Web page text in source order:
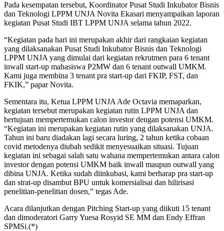
Pada kesempatan tersebut, Koordinator Pusat Studi Inkubator Bisnis
dan Teknologi LPPM UNJA Novita Ekasari menyampaikan laporan
kegiatan Pusat Studi IBT LPPM UNJA selama tahun 2022.
“Kegiatan pada hari ini merupakan akhir dari rangkaian kegiatan
yang dilaksanakan Pusat Studi Inkubator Bisnis dan Teknologi
LPPM UNJA yang dimulai dari kegiatan rekrutmen para 6 tenant
inwall start-up mahasiswa P2MW dan 6 tenant outwall UMKM.
Kami juga membina 3 tenant pra start-up dari FKIP, FST, dan
FKIK,” papar Novita.
Sementara itu, Ketua LPPM UNJA Ade Octavia memaparkan,
kegiatan tersebut merupakan kegiatan rutin LPPM UNJA dan
bertujuan mempertemukan calon investor dengan potensi UMKM.
“Kegiatan ini merupakan kegiatan rutin yang dilaksanakan UNJA.
Tahun ini baru diadakan lagi secara luring, 2 tahun ketika cobaan
covid metodenya diubah sedikit menyesuaikan situasi. Tujuan
kegiatan ini sebagai salah satu wahana mempertemukan antara calon
investor dengan potensi UMKM baik inwall maupun outwall yang
dibina UNJA. Ketika sudah diinkubasi, kami berharap pra start-up
dan strat-up disambut BPU untuk komersialisai dan hilirisasi
penelitian-penelitian dosen,” tegas Ade.
Acara dilanjutkan dengan Pitching Start-up yang diikuti 15 tenant
dan dimoderatori Garry Yuesa Rosyid SE MM dan Endy Effran
SPMSi.(*)